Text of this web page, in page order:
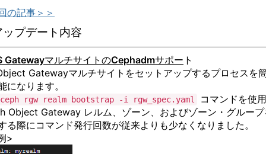
の記事＞＞
プデート内容
GatewayマルチサイトのCephadmサポー ト
Gatewayマルチサイトをセットアップするプロセスを
になります。
ceph rgw realm bootstrap -i rgw_spec.yaml
コマンドを使
Object Gateway レルム、ゾーン、およびゾーン・グルー
る際にコマンド発行回数が従来よりも少なくなりました。
>